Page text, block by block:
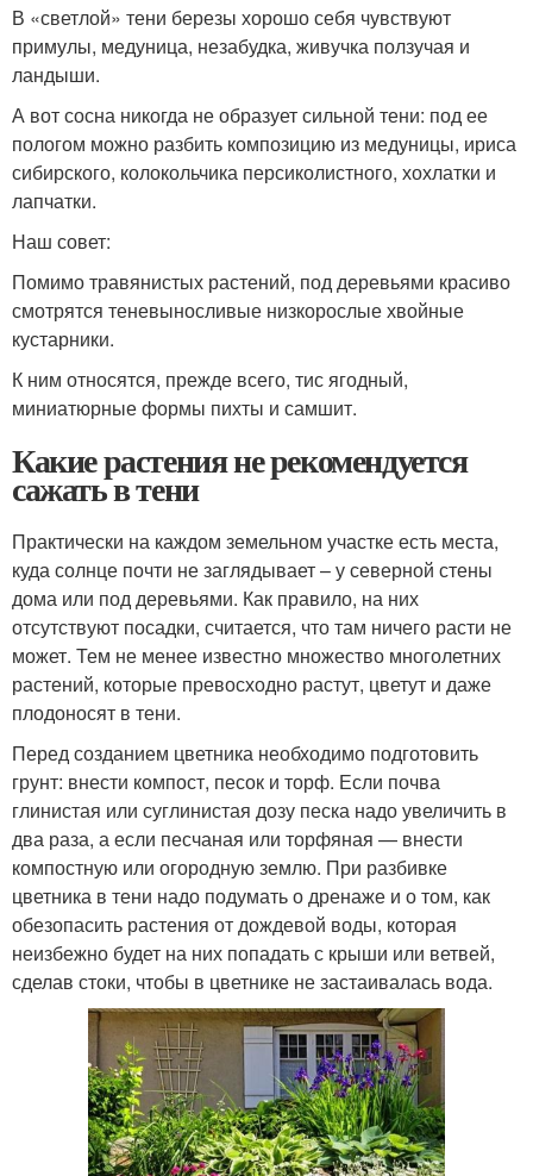
В «светлой» тени березы хорошо себя чувствуют
примулы, медуница, незабудка, живучка ползучая и
ландыши.
А вот сосна никогда не образует сильной тени: под ее
пологом можно разбить композицию из медуницы, ириса
сибирского, колокольчика персиколистного, хохлатки и
лапчатки.
Наш совет:
Помимо травянистых растений, под деревьями красиво
смотрятся теневыносливые низкорослые хвойные
кустарники.
К ним относятся, прежде всего, тис ягодный,
миниатюрные формы пихты и самшит.
Какие растения не рекомендуется
сажать в тени
Практически на каждом земельном участке есть места,
куда солнце почти не заглядывает – у северной стены
дома или под деревьями. Как правило, на них
отсутствуют посадки, считается, что там ничего расти не
может. Тем не менее известно множество многолетних
растений, которые превосходно растут, цветут и даже
плодоносят в тени.
Перед созданием цветника необходимо подготовить
грунт: внести компост, песок и торф. Если почва
глинистая или суглинистая дозу песка надо увеличить в
два раза, а если песчаная или торфяная — внести
компостную или огородную землю. При разбивке
цветника в тени надо подумать о дренаже и о том, как
обезопасить растения от дождевой воды, которая
неизбежно будет на них попадать с крыши или ветвей,
сделав стоки, чтобы в цветнике не застаивалась вода.